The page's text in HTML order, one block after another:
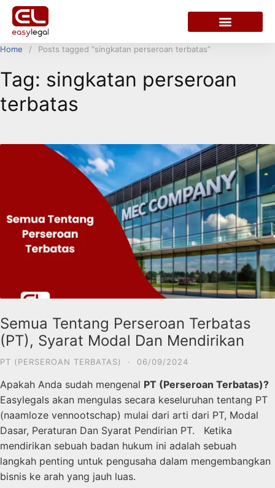
Home Posts tagged “singkatan perseroan terbatas”
Tag: singkatan perseroan
terbatas
Semua Tentang Perseroan Terbatas
(PT), Syarat Modal Dan Mendirikan
PT (PERSEROAN TERBATAS) · 06/09/2024
Apakah Anda sudah mengenal PT (Perseroan Terbatas)?
Easylegals akan mengulas secara keseluruhan tentang PT
(naamloze vennootschap) mulai dari arti dari PT, Modal
Dasar, Peraturan Dan Syarat Pendirian PT. Ketika
mendirikan sebuah badan hukum ini adalah sebuah
langkah penting untuk pengusaha dalam mengembangkan
bisnis ke arah yang jauh luas.